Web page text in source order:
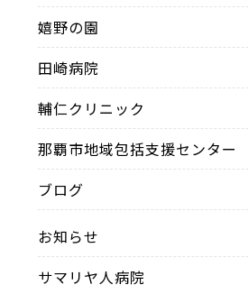
嬉野の園
田崎病院
輔仁クリニック
那覇市地域包括支援センター
ブログ
お知らせ
サマリヤ人病院